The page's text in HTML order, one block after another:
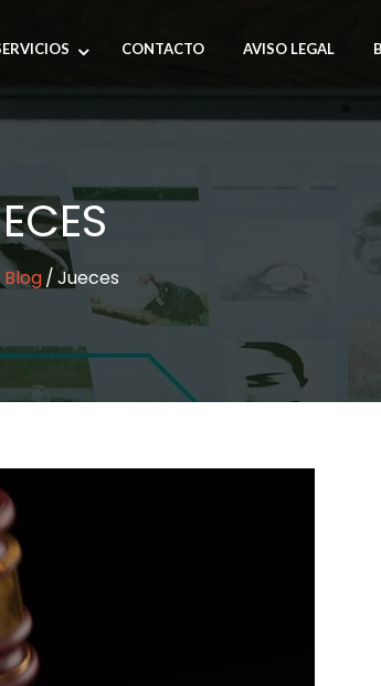
CONTACTO AVISO LEGAL
Blog Jueces